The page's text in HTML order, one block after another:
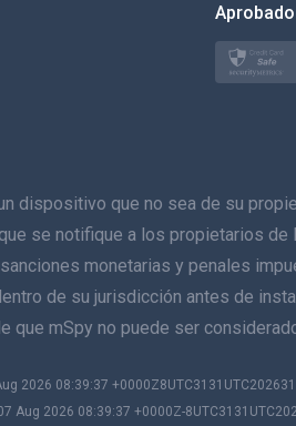
Türkçe
Polski
Svenska
简体中文
Dansk
dispositivo que no sea de su
se notifique a los propietarios
monetarias y penales
de su jurisdicción antes de
mSpy no puede ser
2026 08:39:37
2026 08:39:37 +0000Z-